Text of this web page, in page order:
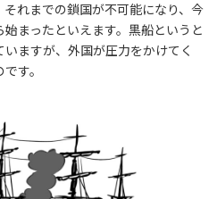
れまでの鎖国が不可能になり、今
まったといえます。黒船というと
いますが、外国が圧力をかけてく
す。